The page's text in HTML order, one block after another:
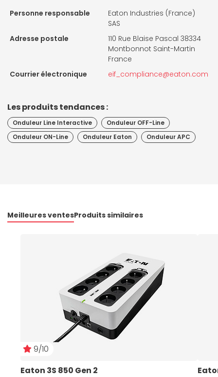
Personne responsable
Eaton Industries (France)
SAS
Adresse postale
110 Rue Blaise Pascal 38334
Montbonnot Saint-Martin
France
Courrier électronique
eif_compliance@eaton.com
Les produits tendances :
Onduleur Line Interactive
Onduleur OFF-Line
Onduleur ON-Line
Onduleur Eaton Onduleur APC
Meilleures ventesProduits similaires
9/10
Eaton 3S 850 Gen 2